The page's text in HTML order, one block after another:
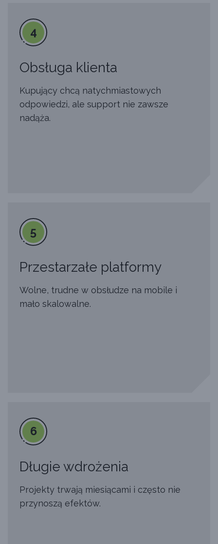
4
Obsługa klienta
Kupujący chcą natychmiastowych
odpowiedzi, ale support nie zawsze
nadąża.
5
Przestarzałe platformy
Wolne, trudne w obsłudze na mobile i
mało skalowalne.
6
Długie wdrożenia
Projekty trwają miesiącami i często nie
przynoszą efektów.